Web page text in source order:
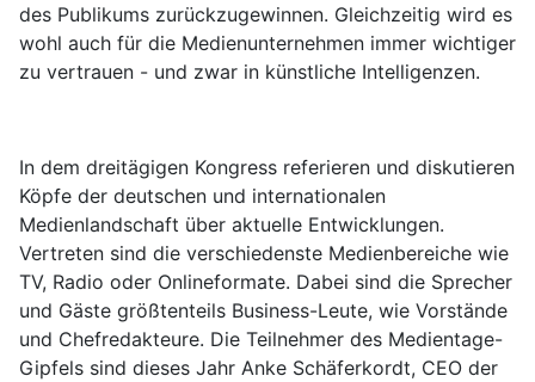
des Publikums zurückzugewinnen. Gleichzeitig wird es
wohl auch für die Medienunternehmen immer wichtiger
zu vertrauen - und zwar in künstliche Intelligenzen.
In dem dreitägigen Kongress referieren und diskutieren
Köpfe der deutschen und internationalen
Medienlandschaft über aktuelle Entwicklungen.
Vertreten sind die verschiedenste Medienbereiche wie
TV, Radio oder Onlineformate. Dabei sind die Sprecher
und Gäste größtenteils Business-Leute, wie Vorstände
und Chefredakteure. Die Teilnehmer des Medientage-
Gipfels sind dieses Jahr Anke Schäferkordt, CEO der